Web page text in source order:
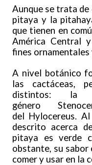
Aunque se trata de
pitaya y la
que tienen en
América Central
fines
A nivel botánico
las cactáceas,
distintos: la
género
del Hylocereus.
descrito acerca
pitaya es verde
obstante, su sabor
comer y usar en la